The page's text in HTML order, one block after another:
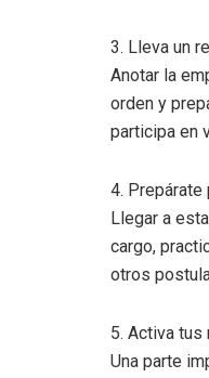
3. Lleva un
Anotar la
orden y
participa en
4. Prepárate
Llegar a
cargo,
otros
5. Activa tus
Una parte